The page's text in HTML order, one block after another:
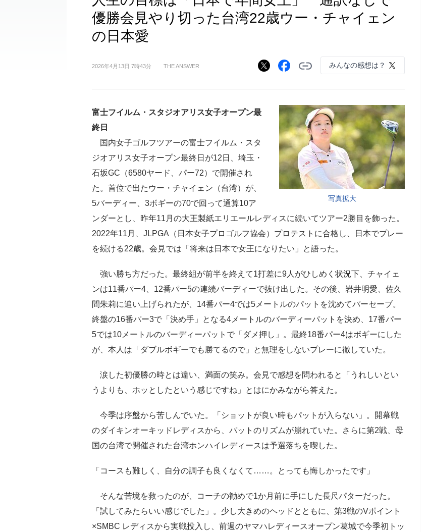
優勝会見やり切った台湾22歳ウー・チャイェン
の日本愛
2026年4月13日 7時43分 THE ANSWER みんなの感想は？
写真拡大
富士フイルム・スタジオアリス女子オープン最
終日
国内女子ゴルフツアーの富士フイルム・スタ
ジオアリス女子オープン最終日が12日、埼玉・
石坂GC（6580ヤード、パー72）で開催され
た。首位で出たウー・チャイェン（台湾）が、
5バーディー、3ボギーの70で回って通算10ア
ンダーとし、昨年11月の大王製紙エリエールレディスに続いてツアー2勝目を飾った。
2022年11月、JLPGA（日本女子プロゴルフ協会）プロテストに合格し、日本でプレー
を続ける22歳。会見では「将来は日本で女王になりたい」と語った。
強い勝ち方だった。最終組が前半を終えて1打差に9人がひしめく状況下、チャイェ
ンは11番パー4、12番パー5の連続バーディーで抜け出した。その後、岩井明愛、佐久
間朱莉に追い上げられたが、14番パー4では5メートルのパットを沈めてパーセーブ。
終盤の16番パー3で「決め手」となる4メートルのバーディーパットを決め、17番パー
5では10メートルのバーディーパットで「ダメ押し」。最終18番パー4はボギーにした
が、本人は「ダブルボギーでも勝てるので」と無理をしないプレーに徹していた。
涙した初優勝の時とは違い、満面の笑み。会見で感想を問われると「うれしいとい
うよりも、ホッとしたという感じですね」とはにかみながら答えた。
今季は序盤から苦しんでいた。「ショットが良い時もパットが入らない」。開幕戦
のダイキンオーキッドレディスから、パットのリズムが崩れていた。さらに第2戦、母
国の台湾で開催された台湾ホンハイレディースは予選落ちを喫した。
「コースも難しく、自分の調子も良くなくて……。とっても悔しかったです」
そんな苦境を救ったのが、コーチの勧めで1か月前に手にした長尺パターだった。
「試してみたらいい感じでした」。少し大きめのヘッドとともに、第3戦のVポイント
×SMBC レディスから実戦投入し、前週のヤマハレディースオープン葛城で今季初トッ